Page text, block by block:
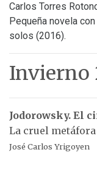
Carlos Torres
Pequeña novela
solos (2016).
Invierno
Jodorowsky. El
La cruel
José Carlos Yrigoyen